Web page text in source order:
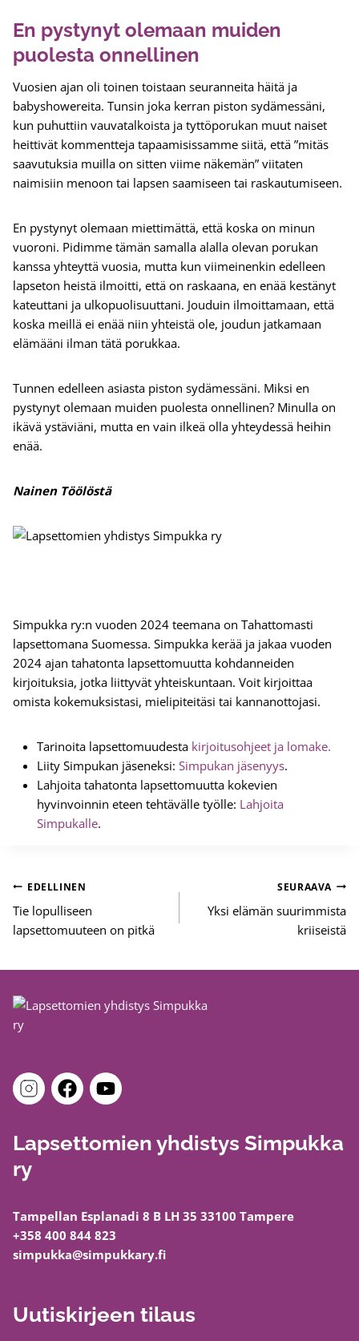
En pystynyt olemaan muiden
puolesta onnellinen
Vuosien ajan oli toinen toistaan seuranneita häitä ja
babyshowereita. Tunsin joka kerran piston sydämessäni,
kun puhuttiin vauvatalkoista ja tyttöporukan muut naiset
heittivät kommentteja tapaamisissamme siitä, että ”mitäs
saavutuksia muilla on sitten viime näkemän” viitaten
naimisiin menoon tai lapsen saamiseen tai raskautumiseen.
En pystynyt olemaan miettimättä, että koska on minun
vuoroni. Pidimme tämän samalla alalla olevan porukan
kanssa yhteyttä vuosia, mutta kun viimeinenkin edelleen
lapseton heistä ilmoitti, että on raskaana, en enää kestänyt
kateuttani ja ulkopuolisuuttani. Jouduin ilmoittamaan, että
koska meillä ei enää niin yhteistä ole, joudun jatkamaan
elämääni ilman tätä porukkaa.
Tunnen edelleen asiasta piston sydämessäni. Miksi en
pystynyt olemaan muiden puolesta onnellinen? Minulla on
ikävä ystäviäni, mutta en vain ilkeä olla yhteydessä heihin
enää.
Nainen Töölöstä
Simpukka ry:n vuoden 2024 teemana on Tahattomasti
lapsettomana Suomessa. Simpukka kerää ja jakaa vuoden
2024 ajan tahatonta lapsettomuutta kohdanneiden
kirjoituksia, jotka liittyvät yhteiskuntaan. Voit kirjoittaa
omista kokemuksistasi, mielipiteitäsi tai kannanottojasi.
Tarinoita lapsettomuudesta kirjoitusohjeet ja lomake.
Liity Simpukan jäseneksi: Simpukan jäsenyys.
Lahjoita tahatonta lapsettomuutta kokevien
hyvinvoinnin eteen tehtävälle työlle: Lahjoita
Simpukalle.
Artikkelien
selaus
EDELLINEN
Tie lopulliseen
lapsettomuuteen on pitkä
SEURAAVA
Yksi elämän suurimmista
kriiseistä
Lapsettomien yhdistys Simpukka
ry
Tampellan Esplanadi 8 B LH 35 33100 Tampere
+358 400 844 823
simpukka@simpukkary.fi
Uutiskirjeen tilaus